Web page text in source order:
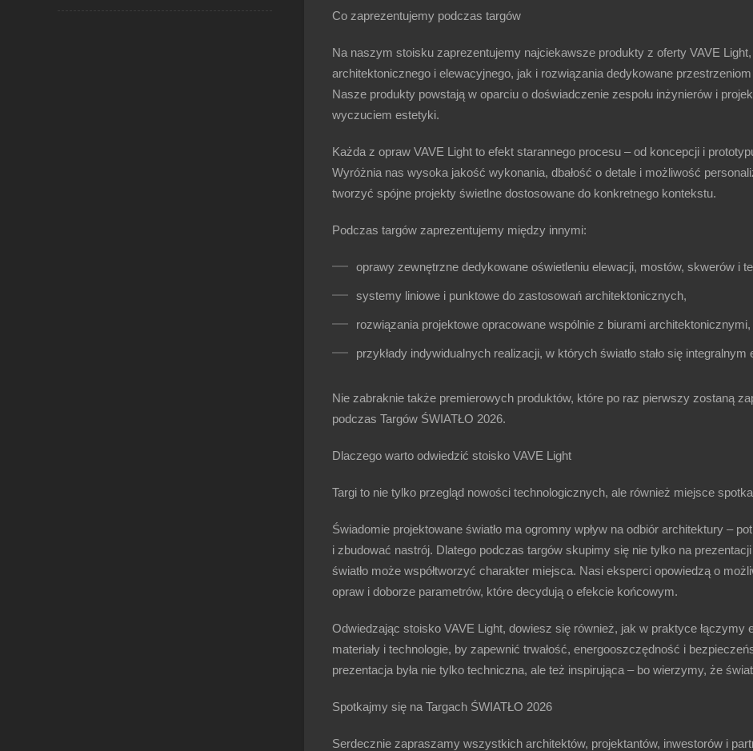
Co zaprezentujemy podczas targów
Na naszym stoisku zaprezentujemy najciekawsze produkty z oferty VAVE Light
architektonicznego i elewacyjnego, jak i rozwiązania dedykowane
Nasze produkty powstają w oparciu o doświadczenie zespołu inżynierów i
wyczuciem estetyki.
Każda z opraw VAVE Light to efekt starannego procesu – od koncepcji i
Wyróżnia nas wysoka jakość wykonania, dbałość o detale i możliwość
tworzyć spójne projekty świetlne dostosowane do konkretnego kontekstu.
Podczas targów zaprezentujemy między innymi:
oprawy zewnętrznededykowane oświetleniu elewacji, mostów, skwerów i
systemy liniowe i punktowedo zastosowań architektonicznych,
rozwiązania projektoweopracowane wspólnie z biurami architektonicznymi,
przykłady indywidualnych realizacji, w których światło stało się
Nie zabraknie także premierowych produktów, które po raz pierwszy zostaną
podczas Targów ŚWIATŁO 2026.
Dlaczego warto odwiedzić stoisko VAVE Light
Targi to nie tylko przegląd nowości technologicznych, ale również miejsce
Świadomie projektowane światło ma ogromny wpływ na odbiór architektury –
i zbudować nastrój. Dlatego podczas targów skupimy się nie tylko na
światło może współtworzyć charakter miejsca. Nasi eksperci opowiedzą o
opraw i doborze parametrów, które decydują o efekcie końcowym.
Odwiedzając stoisko VAVE Light, dowiesz się również, jak w praktyce łączymy
materiały i technologie, by zapewnić trwałość, energooszczędność i
prezentacja była nie tylko techniczna, ale też inspirująca – bo wierzymy, że
Spotkajmy się na Targach ŚWIATŁO 2026
Serdecznie zapraszamy wszystkich architektów, projektantów, inwestorów i